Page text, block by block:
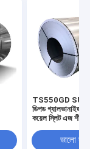
TS550GD SUS
ডিপড গ্যালভানাইজড
কয়েল স্লিট এজ শীট
ভালো দাম